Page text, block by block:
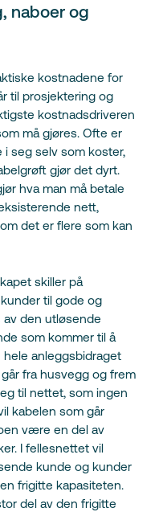
naboer og
kostnadene for
til prosjektering og
kostnadsdriveren
må gjøres. Ofte er
seg selv som koster,
gjør det dyrt.
hva man må betale
nett,
det er flere som kan
skiller på
til gode og
den utløsende
som kommer til å
anleggsbidraget
fra husvegg og frem
til nettet, som ingen
kabelen som går
være en del av
I fellesnettet vil
kunde og kunder
frigitte kapasiteten.
del av den frigitte